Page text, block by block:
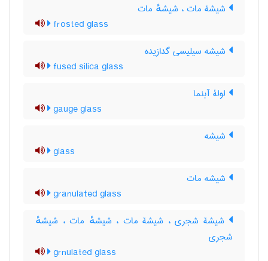
شیشۀ مات ، شیشهٔ مات
frosted glass
شیشه سیلیسی گدازیده
fused silica glass
لولۀ آبنما
gauge glass
شیشه
glass
شیشه مات
granulated glass
شیشۀ شجری ، شیشۀ مات ، شیشهٔ مات ، شیشهٔ
شجری
grnulated glass